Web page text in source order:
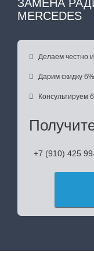
ЗАМЕНА
MERCEDES
 Делаем честно
 Дарим скидку
 Консультируем
+7 (910) 425